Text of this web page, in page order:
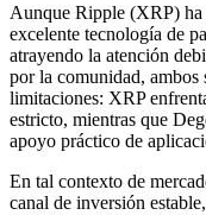
Aunque Ripple (XRP) ha
excelente tecnología de
atrayendo la atención
por la comunidad,
limitaciones: XRP
estricto, mientras que
apoyo práctico de
En tal contexto de
canal de inversión